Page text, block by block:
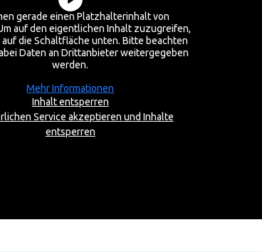
gerade einen Platzhalterinhalt von
auf den eigentlichen Inhalt zuzugreifen,
auf die Schaltfläche unten. Bitte beachten
Daten an Drittanbieter weitergegeben
werden.
Mehr Informationen
Inhalt entsperren
Service akzeptieren und Inhalte
entsperren